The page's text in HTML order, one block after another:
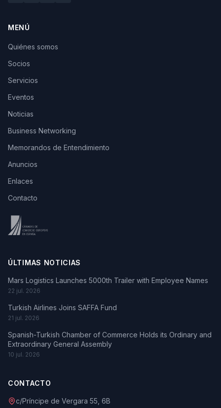
MENÚ
Quiénes somos
Socios
Servicios
Eventos
Noticias
Business Networking
Memorandos de Entendimiento
Anuncios
Enlaces
Contacto
ÚLTIMAS NOTICIAS
Mars Logistics Launches 5000th Trailer with Employee Names
22 jul. 2026
Turkish Airlines Joins SAFFA Fund
21 jul. 2026
Spanish-Turkish Chamber of Commerce Holds its Ordinary and
Extraordinary General Assembly
10 jul. 2026
CONTACTO
c/Príncipe de Vergara 55, 6B